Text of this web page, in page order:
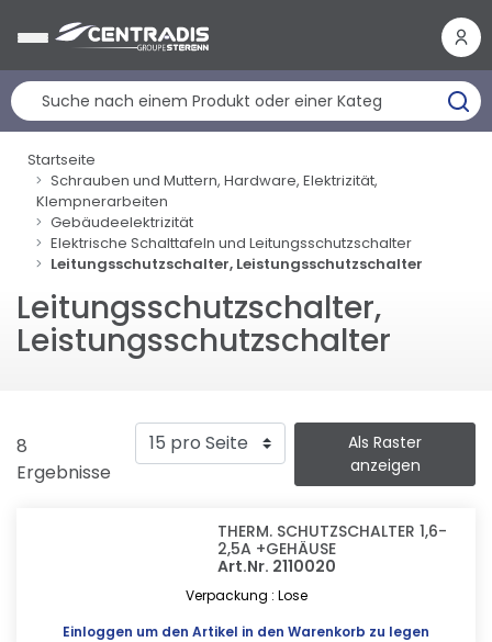
Startseite
Schrauben und Muttern, Hardware, Elektrizität,
Klempnerarbeiten
Gebäudeelektrizität
Elektrische Schalttafeln und Leitungsschutzschalter
Leitungsschutzschalter, Leistungsschutzschalter
Leitungsschutzschalter,
Leistungsschutzschalter
8
Ergebnisse
Als Raster
anzeigen
THERM. SCHUTZSCHALTER 1,6-
2,5A +GEHÄUSE
Art.Nr. 2110020
Verpackung : Lose
Einloggen um den Artikel in den Warenkorb zu legen